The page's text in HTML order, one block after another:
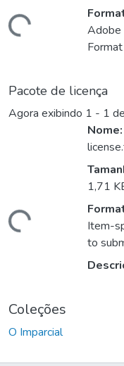
Carregando...
Adobe
Format
Pacote de licença
Agora exibindo 1 - 1
Carregando...
Nome:
1,71
Item-
to
Coleções
O Imparcial